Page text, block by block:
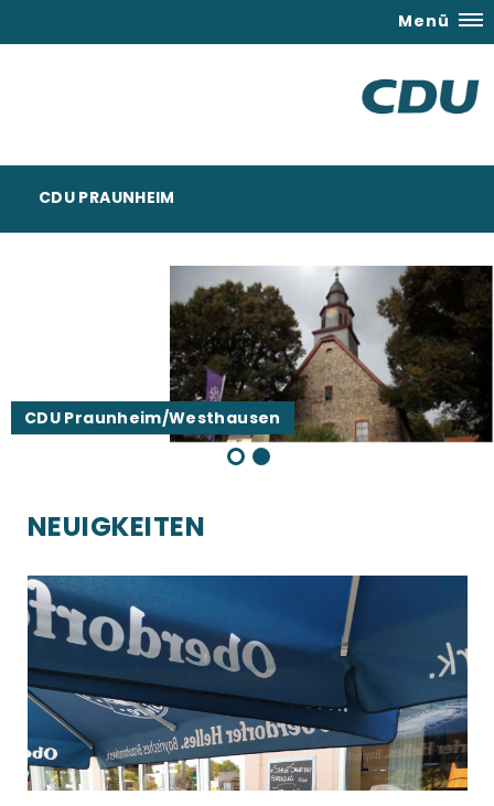
Menü
CDU PRAUNHEIM
NEUIGKEITEN